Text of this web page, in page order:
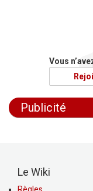
Vous
Publicité
Le Wiki